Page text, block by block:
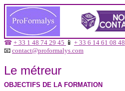
☎ + 33 1 48 74 29 45 📱 + 33 6 14 61 08 48
📧 contact@proformalys.com
Le métreur
OBJECTIFS DE LA FORMATION